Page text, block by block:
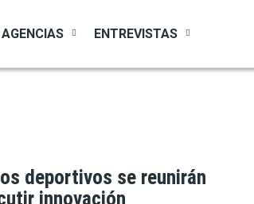
AGENCIAS ENTREVISTAS
deportivos se reunirán
innovación